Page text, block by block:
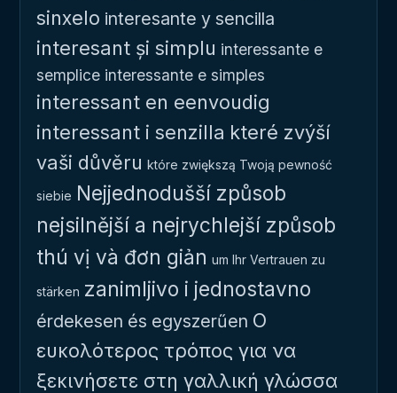
sinxelo interesante y sencilla
interesant și simplu interessante e
semplice interessante e simples
interessant en eenvoudig
interessant i senzilla které zvýší
vaši důvěru które zwiększą Twoją pewność
siebie Nejjednodušší způsob
nejsilnější a nejrychlejší způsob
thú vị và đơn giản um Ihr Vertrauen zu
stärken zanimljivo i jednostavno
érdekesen és egyszerűen Ο
ευκολότερος τρόπος για να
ξεκινήσετε στη γαλλική γλώσσα